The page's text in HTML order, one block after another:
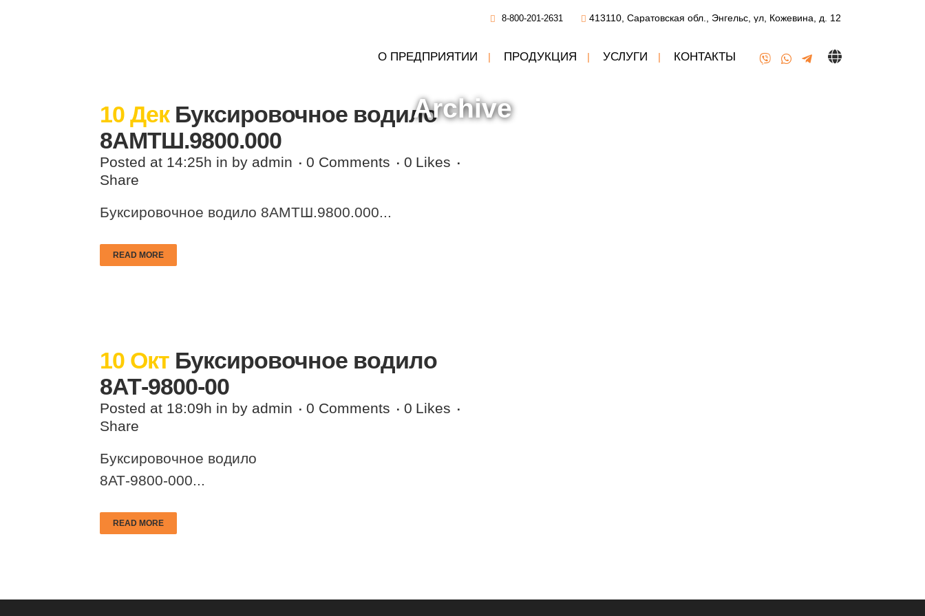
8-800-201-2631 413110, Саратовская обл., Энгельс, ул, Кожевина, д. 12
О ПРЕДПРИЯТИИ ПРОДУКЦИЯ УСЛУГИ КОНТАКТЫ
Archive
10 Дек Буксировочное водило
8АМТШ.9800.000
Posted at 14:25h in by admin 0 Comments 0 Likes
Share
Буксировочное водило 8АМТШ.9800.000...
READ MORE
10 Окт Буксировочное водило
8АТ-9800-00
Posted at 18:09h in by admin 0 Comments 0 Likes
Share
Буксировочное водило
8АТ-9800-000...
READ MORE